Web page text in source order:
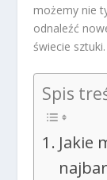
możemy nie
odnaleźć
świecie sztuki.
Spis
Jakie